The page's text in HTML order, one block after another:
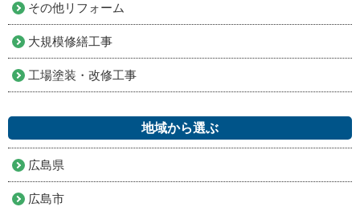
その他リフォーム
大規模修繕工事
工場塗装・改修工事
地域から選ぶ
広島県
広島市